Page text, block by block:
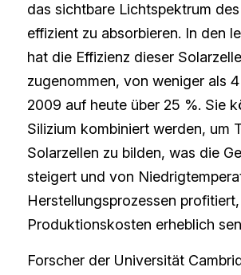
das sichtbare Lichtspektrum
effizient zu absorbieren. In den
hat die Effizienz dieser
zugenommen, von weniger als
2009 auf heute über 25 %. Sie
Silizium kombiniert werden, um
Solarzellen zu bilden, was die
steigert und von
Herstellungsprozessen
Produktionskosten erheblich
Forscher der Universität